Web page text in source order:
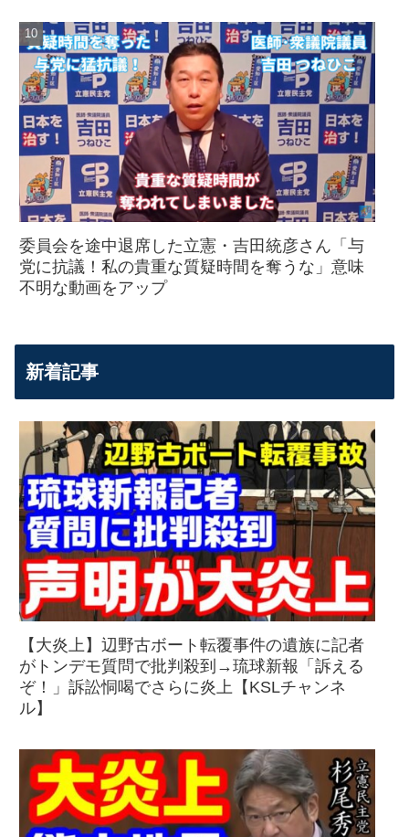
委員会を途中退席した立憲・吉田統彦さん「与
党に抗議！私の貴重な質疑時間を奪うな」意味
不明な動画をアップ
新着記事
【大炎上】辺野古ボート転覆事件の遺族に記者
がトンデモ質問で批判殺到→琉球新報「訴える
ぞ！」訴訟恫喝でさらに炎上【KSLチャンネ
ル】